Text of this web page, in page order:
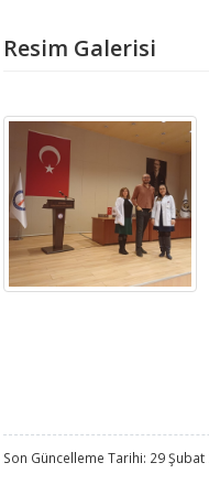
Resim Galerisi
Son Güncelleme Tarihi: 29